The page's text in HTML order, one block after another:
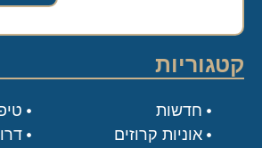
קטגוריות
חדשות
אוניות קרוזים